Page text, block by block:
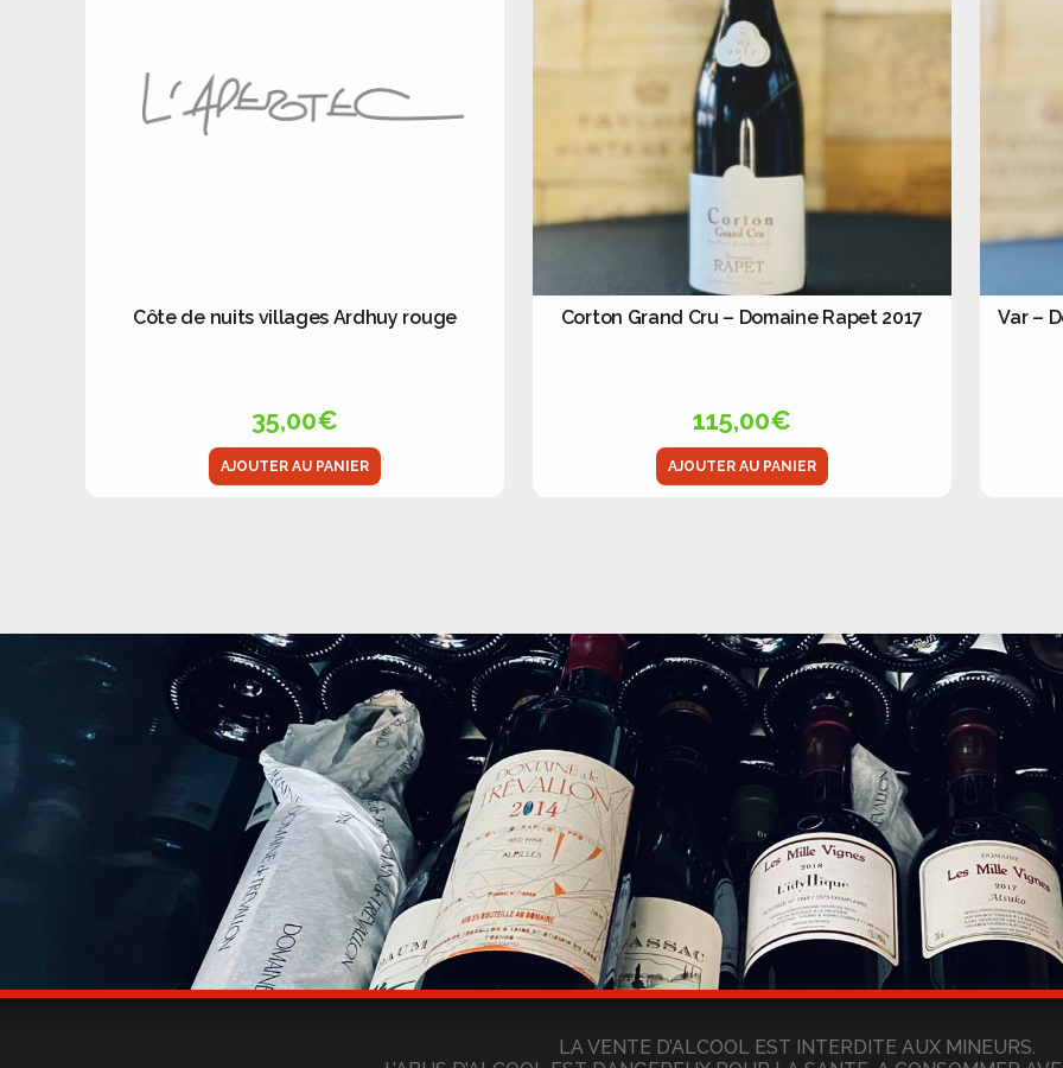
Côte de nuits villages Ardhuy rouge
35,00€
AJOUTER AU PANIER
Corton Grand Cru – Domaine Rapet 2017
115,00€
AJOUTER AU PANIER
Var –
LA VENTE D’ALCOOL EST INTERDITE AUX MINEURS.